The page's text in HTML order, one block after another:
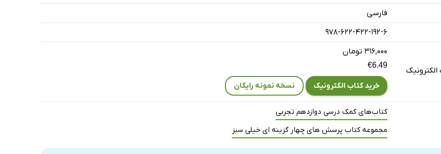
فارسی
978-622-422-192-6
۳۱۶,۰۰۰ تومان
€6.49
خرید کتاب الکترونیک نسخه نمونه رایگان
کتاب‌های کمک درسی دوازدهم تجربی
مجموعه کتاب پرسش های چهار گزینه ای خیلی سبز